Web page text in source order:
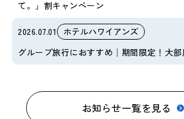
て。」割キャンペーン
2026.07.01
ホテルハワイアンズ
グループ旅行におすすめ│期間限定！大部
お知らせ一覧を見る